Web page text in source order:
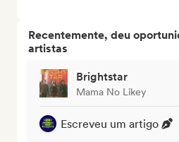
Recentemente, deu
artistas
Brightstar
Mama No Likey
Escreveu um artigo